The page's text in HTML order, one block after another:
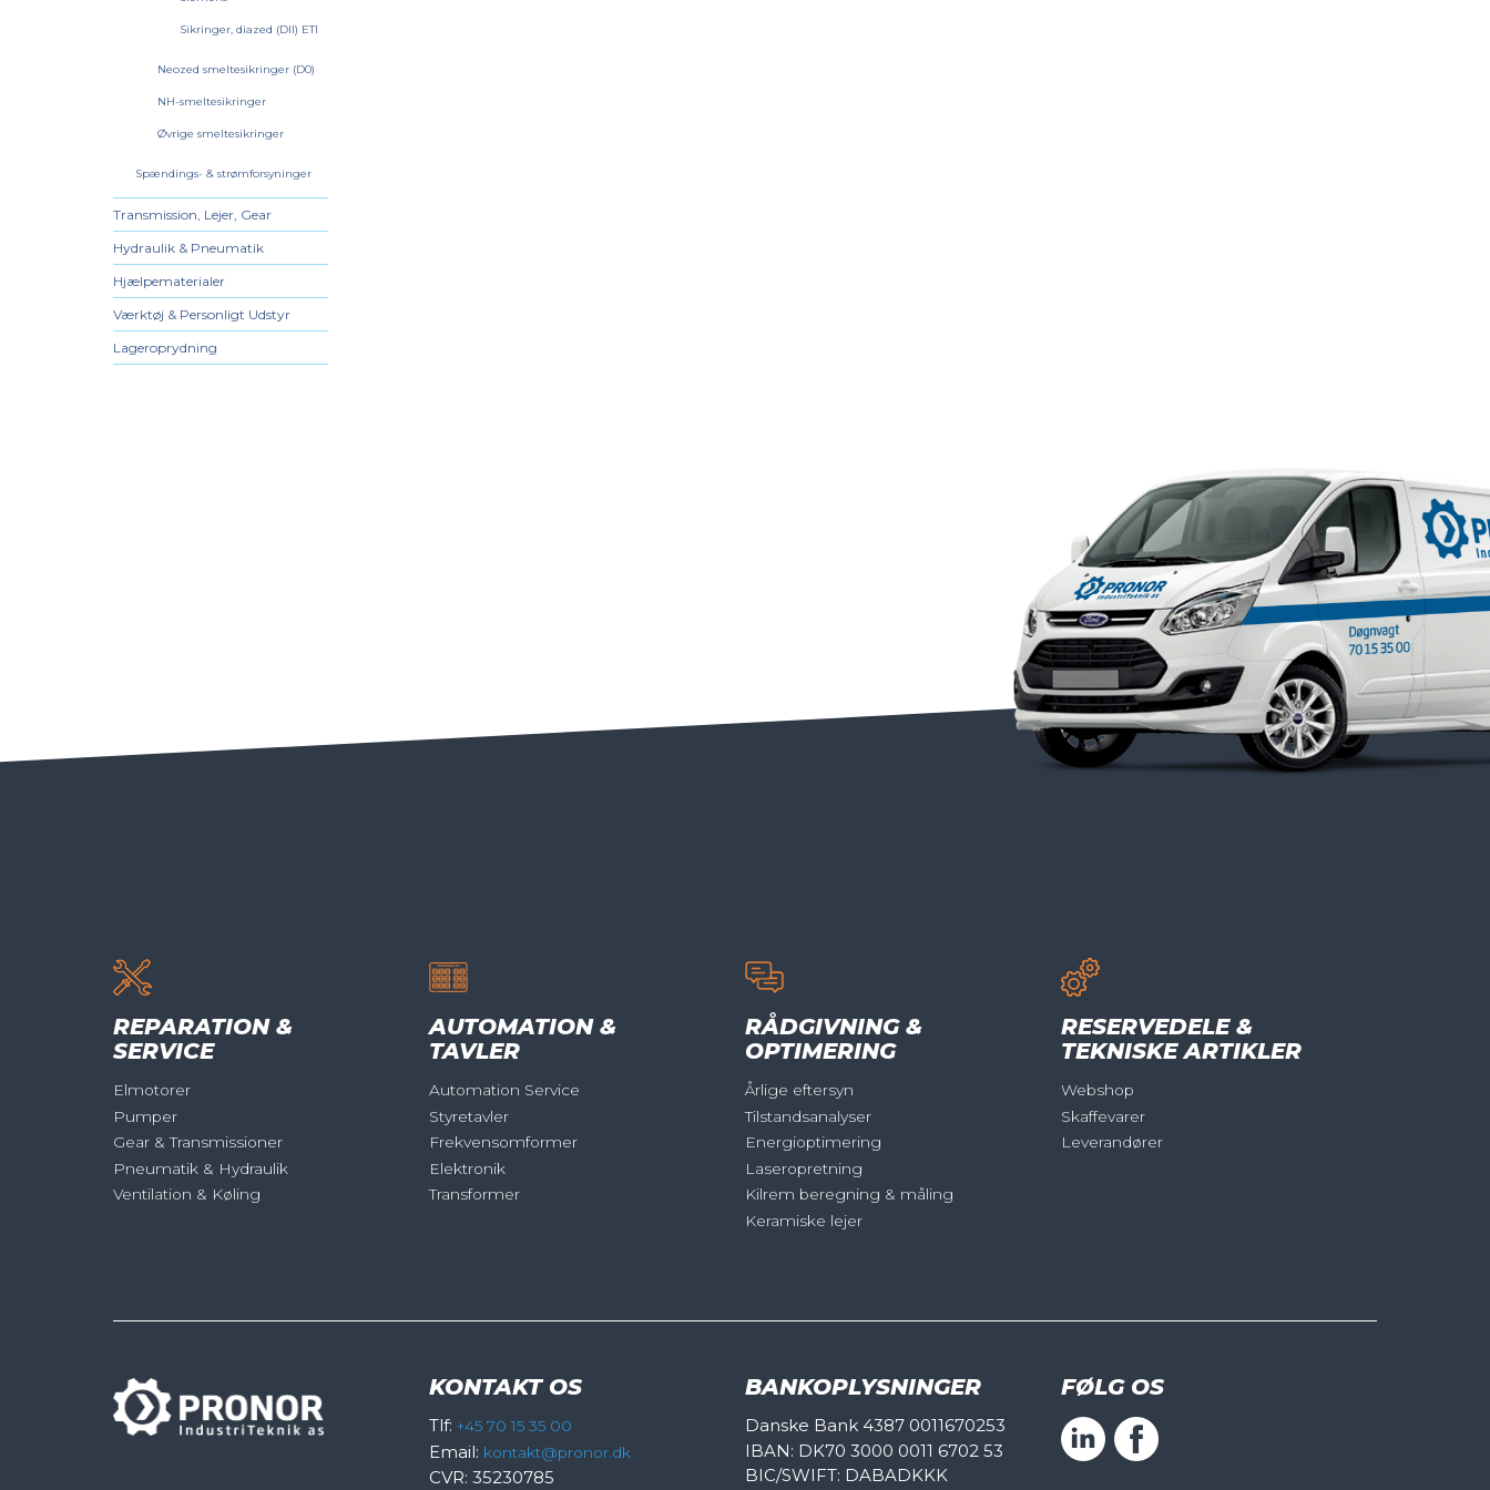
Sikringer, diazed (DII) ETI
Neozed smeltesikringer (D0)
NH-smeltesikringer
Øvrige smeltesikringer
Spændings- & strømforsyninger
Transmission, Lejer, Gear
Hydraulik & Pneumatik
Hjælpematerialer
Værktøj & Personligt Udstyr
Lageroprydning
REPARATION &
SERVICE
Elmotorer
Pumper
Gear & Transmissioner
Pneumatik & Hydraulik
Ventilation & Køling
AUTOMATION &
TAVLER
Automation Service
Styretavler
Frekvensomformer
Elektronik
Transformer
RÅDGIVNING &
OPTIMERING
Årlige eftersyn
Tilstandsanalyser
Energioptimering
Laseropretning
Kilrem beregning & måling
Keramiske lejer
RESERVEDELE &
TEKNISKE ARTIKLER
Webshop
Skaffevarer
Leverandører
KONTAKT OS
Tlf: +45 70 15 35 00
Email: kontakt@pronor.dk
CVR: 35230785
BANKOPLYSNINGER
Danske Bank 4387 0011670253
IBAN: DK70 3000 0011 6702 53
BIC/SWIFT: DABADKKK
FØLG OS